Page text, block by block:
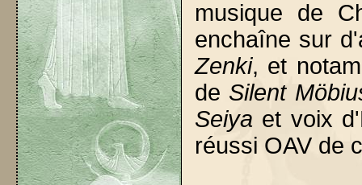
musique de
enchaîne sur
Zenki, et
de Silent
Seiya et voix
réussi OAV de